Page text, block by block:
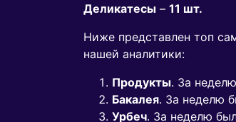
Деликатесы – 11 шт.
Ниже представлен топ
нашей аналитики:
Продукты. За
Бакалея. За неделю
Урбеч. За неделю